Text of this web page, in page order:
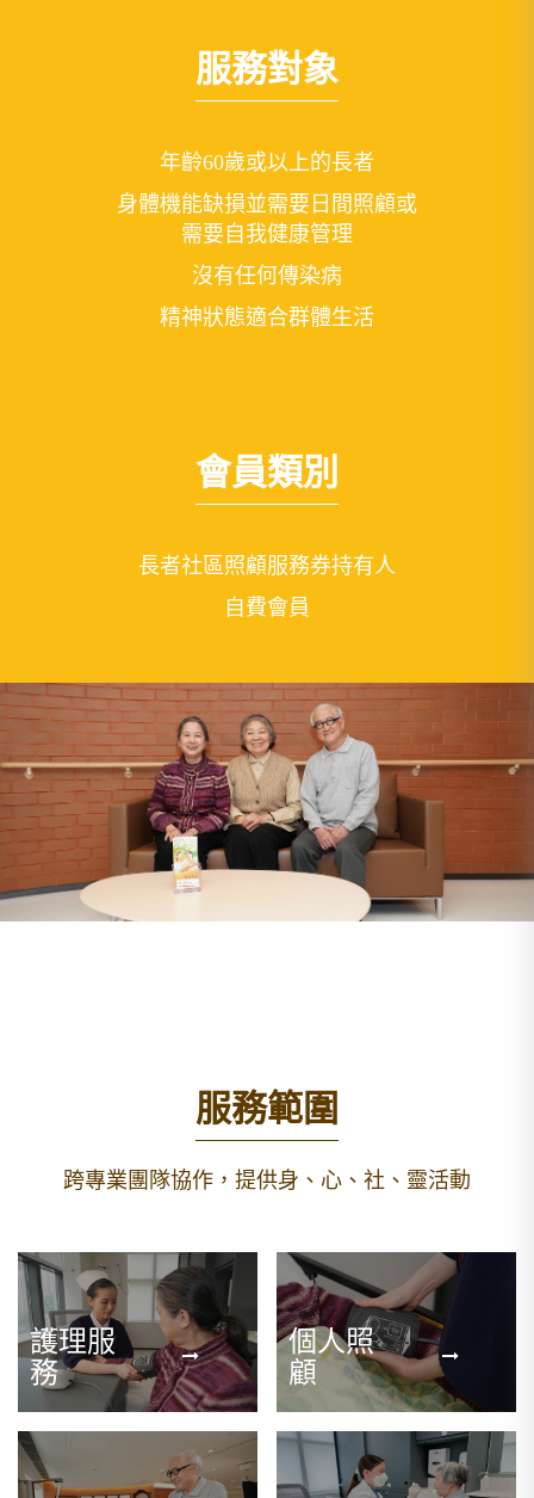
服務對象
年齡60歲或以上的長者
身體機能缺損並需要日間照顧或
需要自我健康管理
沒有任何傳染病
精神狀態適合群體生活
會員類別
長者社區照顧服務券持有人
自費會員
服務範圍
跨專業團隊協作，提供身、心、社、靈活動
護理服
務
個人照
顧